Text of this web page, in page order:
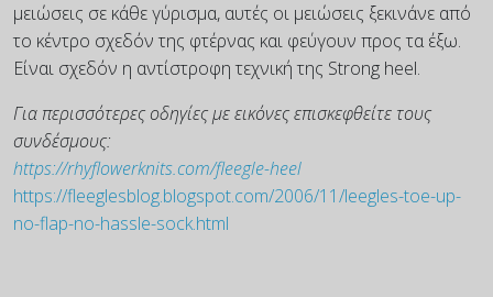
μειώσεις σε κάθε γύρισμα, αυτές οι μειώσεις ξεκινάνε από
το κέντρο σχεδόν της φτέρνας και φεύγουν προς τα έξω.
Είναι σχεδόν η αντίστροφη τεχνική της Strong heel.
Για περισσότερες οδηγίες με εικόνες επισκεφθείτε τους
συνδέσμους:
https://rhyflowerknits.com/fleegle-heel
https://fleeglesblog.blogspot.com/2006/11/leegles-toe-up-
no-flap-no-hassle-sock.html